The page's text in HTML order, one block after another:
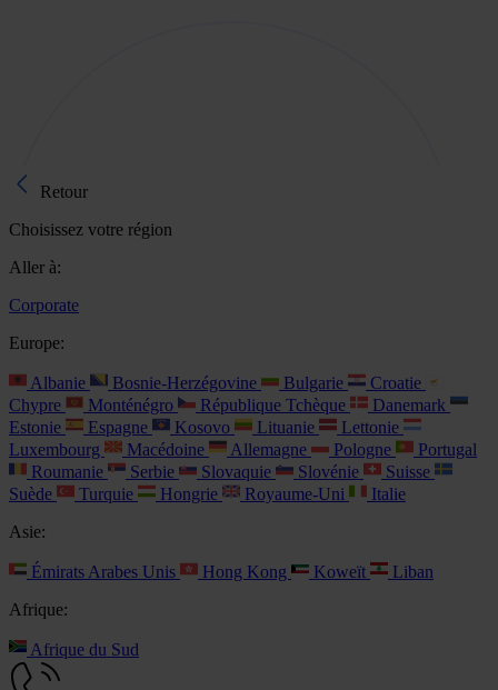
Retour
Choisissez votre région
Aller à:
Corporate
Europe:
Albanie Bosnie-Herzégovine Bulgarie
Croatie
Chypre
Monténégro République Tchèque
Danemark
Estonie
Espagne Kosovo Lituanie
Lettonie
Luxembourg
Macédoine Allemagne Pologne
Portugal
Roumanie
Serbie Slovaquie Slovénie
Suisse
Suède
Turquie Hongrie Royaume-Uni
Italie
Asie:
Émirats Arabes Unis Hong Kong Koweït
Liban
Afrique:
Afrique du Sud